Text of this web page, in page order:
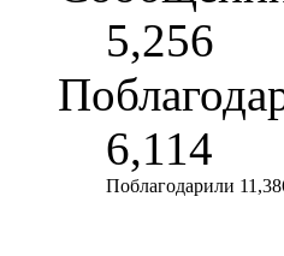
5,256
6,114
Поблагодарили